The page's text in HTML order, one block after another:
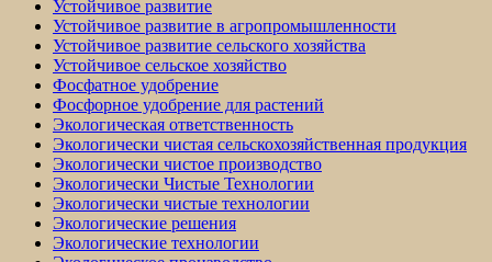
Устойчивое развитие
Устойчивое развитие в агропромышленности
Устойчивое развитие сельского хозяйства
Устойчивое сельское хозяйство
Фосфатное удобрение
Фосфорное удобрение для растений
Экологическая ответственность
Экологически чистая сельскохозяйственная продукция
Экологически чистое производство
Экологически Чистые Технологии
Экологически чистые технологии
Экологические решения
Экологические технологии